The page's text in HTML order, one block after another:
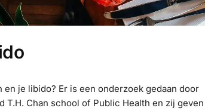
je libido? Er is een onderzoek gedaan door
T.H. Chan school of Public Health en zij geven